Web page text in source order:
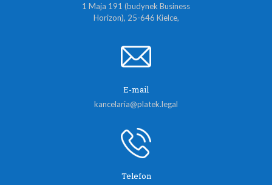
1 Maja 191 (budynek Business
Horizon), 25-646 Kielce,
E-mail
kancelaria@platek.legal
Telefon